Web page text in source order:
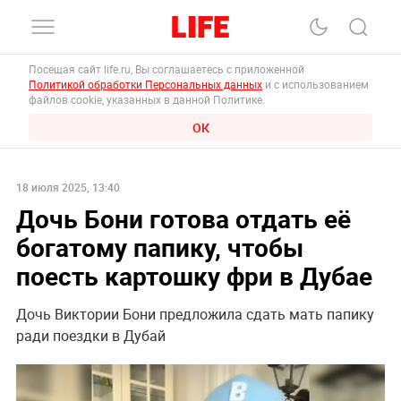
Посещая сайт life.ru, Вы соглашаетесь с приложенной
Политикой обработки Персональных данных и с использованием
файлов cookie, указанных в данной Политике.
ОК
18 июля 2025, 13:40
Дочь Бони готова отдать её
богатому папику, чтобы
поесть картошку фри в Дубае
Дочь Виктории Бони предложила сдать мать папику
ради поездки в Дубай